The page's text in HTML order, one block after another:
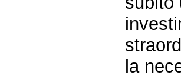
la